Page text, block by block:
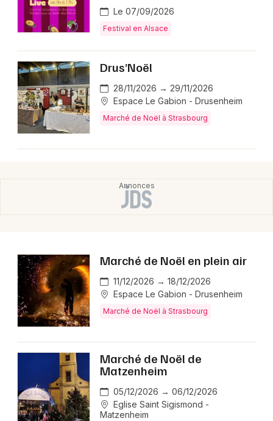
Le 07/09/2026
Festival en Alsace
Drus’Noël
28/11/2026 → 29/11/2026
Espace Le Gabion - Drusenheim
Marché de Noël à Strasbourg
Marché de Noël en plein air
11/12/2026 → 18/12/2026
Espace Le Gabion - Drusenheim
Marché de Noël à Strasbourg
Marché de Noël de
Matzenheim
05/12/2026 → 06/12/2026
Eglise Saint Sigismond -
Matzenheim